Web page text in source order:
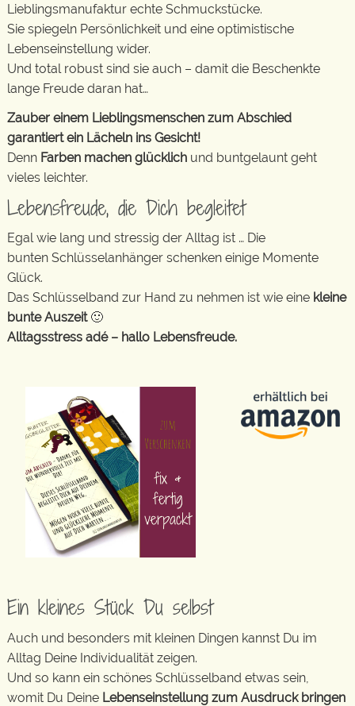
Lieblingsmanufaktur echte Schmuckstücke.
Sie spiegeln Persönlichkeit und eine optimistische
Lebenseinstellung wider.
Und total robust sind sie auch – damit die Beschenkte
lange Freude daran hat…
Zauber einem Lieblingsmenschen zum Abschied
garantiert ein Lächeln ins Gesicht!
Denn Farben machen glücklich und buntgelaunt geht
vieles leichter.
Lebensfreude, die Dich begleitet
Egal wie lang und stressig der Alltag ist … Die
bunten Schlüsselanhänger schenken einige Momente
Glück.
Das Schlüsselband zur Hand zu nehmen ist wie eine kleine
bunte Auszeit🙂
Alltagsstress adé – hallo Lebensfreude.
Ein kleines Stück Du selbst
Auch und besonders mit kleinen Dingen kannst Du im
Alltag Deine Individualität zeigen.
Und so kann ein schönes Schlüsselband etwas sein,
womit Du Deine Lebenseinstellung zum Ausdruck bringen